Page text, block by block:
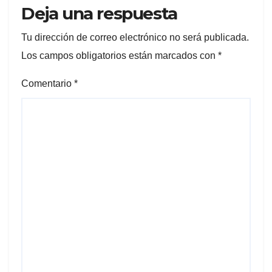
Deja una respuesta
Tu dirección de correo electrónico no será publicada.
Los campos obligatorios están marcados con *
Comentario *